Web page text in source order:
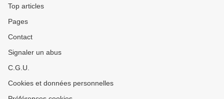
Top articles
Pages
Contact
Signaler un abus
C.G.U.
Cookies et données personnelles